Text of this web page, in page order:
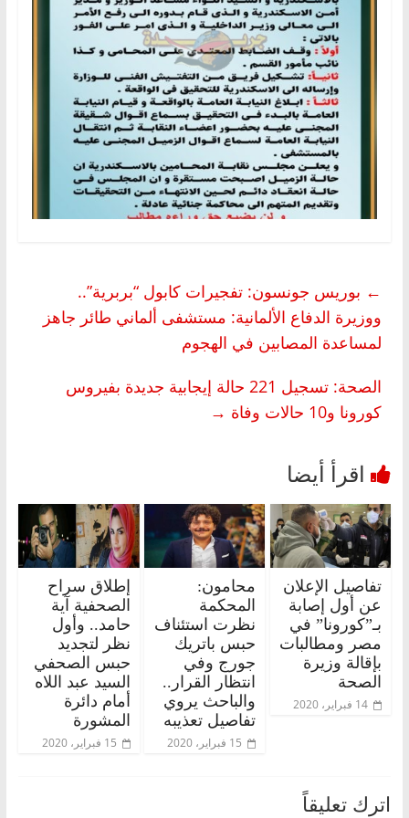
← بوريس جونسون: تفجيرات كابول “بربرية”..
ووزيرة الدفاع الألمانية: مستشفى ألماني طائر جاهز
لمساعدة المصابين في الهجوم
الصحة: تسجيل 221 حالة إيجابية جديدة بفيروس
كورونا و10 حالات وفاة
→
تفاصيل الإعلان
عن أول إصابة
بـ”كورونا” في
مصر ومطالبات
بإقالة وزيرة
الصحة
14 فبراير، 2020
محامون:
المحكمة
نظرت استئناف
حبس باتريك
جورج وفي
انتظار القرار..
والباحث يروي
تفاصيل تعذيبه
15 فبراير، 2020
إطلاق سراح
الصحفية آية
حامد.. وأول
نظر لتجديد
حبس الصحفي
السيد عبد اللاه
أمام دائرة
المشورة
15 فبراير، 2020
اترك تعليقاً